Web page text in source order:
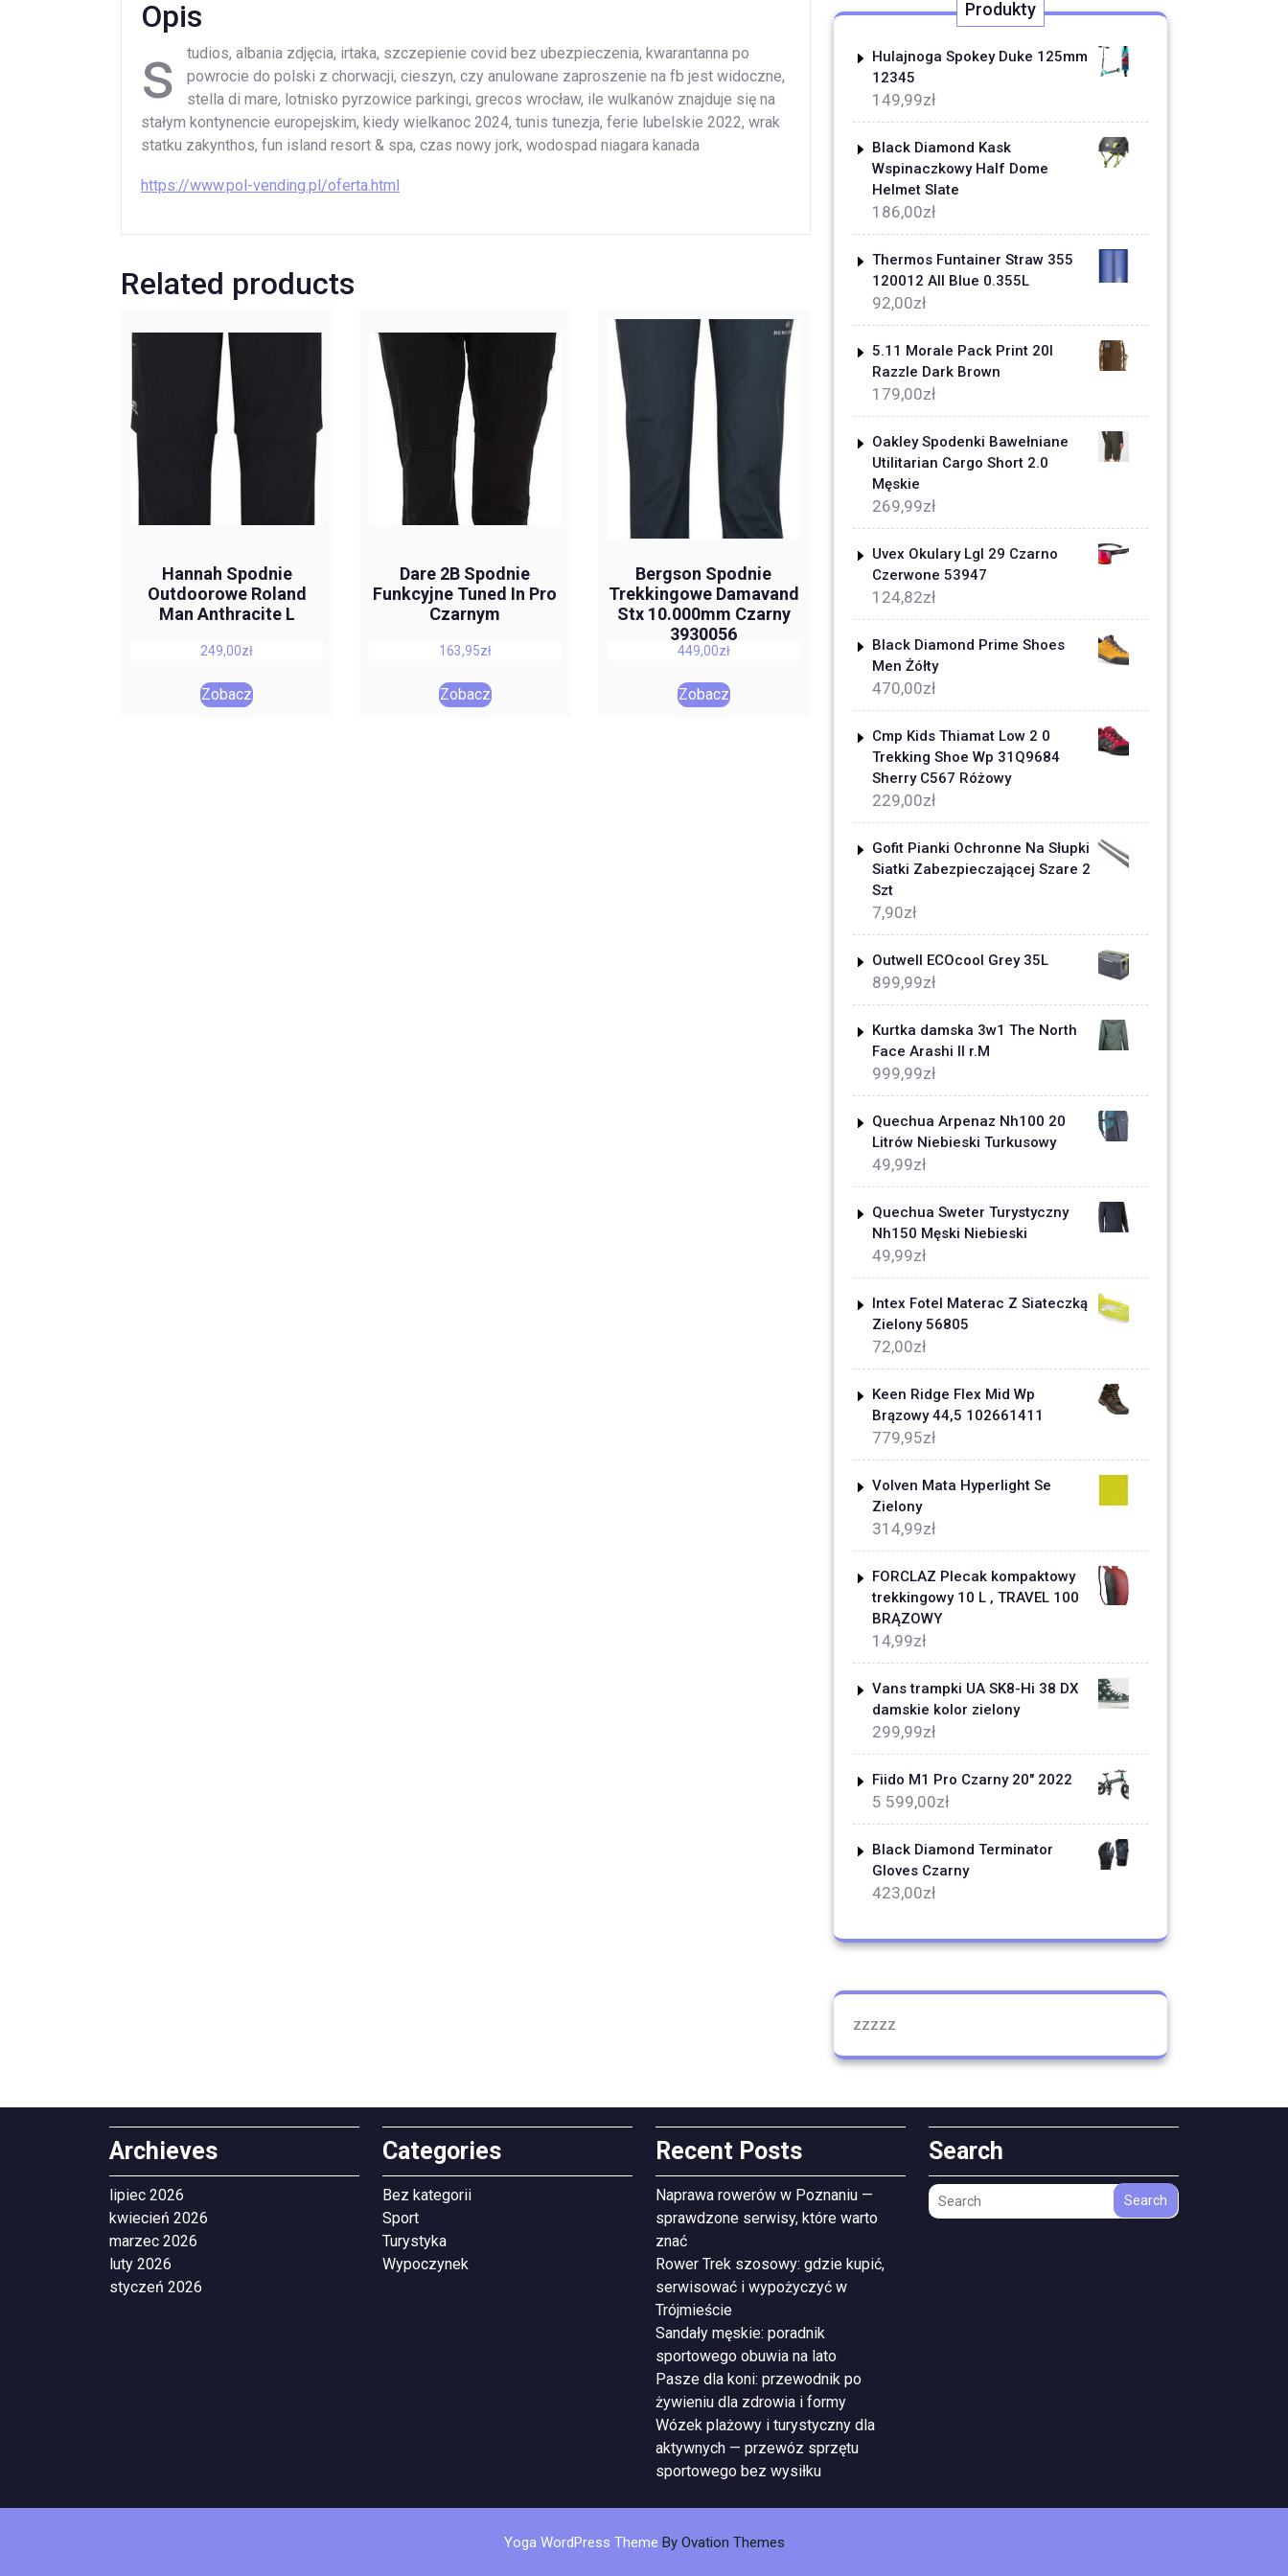
Opis
s
tudios, albania zdjęcia, irtaka, szczepienie covid bez ubezpieczenia, kwarantanna po
powrocie do polski z chorwacji, cieszyn, czy anulowane zaproszenie na fb jest widoczne,
stella di mare, lotnisko pyrzowice parkingi, grecos wrocław, ile wulkanów znajduje się na
stałym kontynencie europejskim, kiedy wielkanoc 2024, tunis tunezja, ferie lubelskie 2022, wrak
statku zakynthos, fun island resort & spa, czas nowy jork, wodospad niagara kanada
https://www.pol-vending.pl/oferta.html
Related products
Hannah Spodnie
Outdoorowe Roland
Man Anthracite L
249,00zł
Zobacz
Dare 2B Spodnie
Funkcyjne Tuned In Pro
Czarnym
163,95zł
Zobacz
Bergson Spodnie
Trekkingowe Damavand
Stx 10.000mm Czarny
3930056
449,00zł
Zobacz
Produkty
Hulajnoga Spokey Duke 125mm
12345
149,99zł
Black Diamond Kask
Wspinaczkowy Half Dome
Helmet Slate
186,00zł
Thermos Funtainer Straw 355
120012 All Blue 0.355L
92,00zł
5.11 Morale Pack Print 20l
Razzle Dark Brown
179,00zł
Oakley Spodenki Bawełniane
Utilitarian Cargo Short 2.0
Męskie
269,99zł
Uvex Okulary Lgl 29 Czarno
Czerwone 53947
124,82zł
Black Diamond Prime Shoes
Men Żółty
470,00zł
Cmp Kids Thiamat Low 2 0
Trekking Shoe Wp 31Q9684
Sherry C567 Różowy
229,00zł
Gofit Pianki Ochronne Na Słupki
Siatki Zabezpieczającej Szare 2
Szt
7,90zł
Outwell ECOcool Grey 35L
899,99zł
Kurtka damska 3w1 The North
Face Arashi II r.M
999,99zł
Quechua Arpenaz Nh100 20
Litrów Niebieski Turkusowy
49,99zł
Quechua Sweter Turystyczny
Nh150 Męski Niebieski
49,99zł
Intex Fotel Materac Z Siateczką
Zielony 56805
72,00zł
Keen Ridge Flex Mid Wp
Brązowy 44,5 102661411
779,95zł
Volven Mata Hyperlight Se
Zielony
314,99zł
FORCLAZ Plecak kompaktowy
trekkingowy 10 L , TRAVEL 100
BRĄZOWY
14,99zł
Vans trampki UA SK8-Hi 38 DX
damskie kolor zielony
299,99zł
Fiido M1 Pro Czarny 20" 2022
5 599,00zł
Black Diamond Terminator
Gloves Czarny
423,00zł
zzzzz
Archieves
lipiec 2026
kwiecień 2026
marzec 2026
luty 2026
styczeń 2026
Categories
Bez kategorii
Sport
Turystyka
Wypoczynek
Recent Posts
Naprawa rowerów w Poznaniu —
sprawdzone serwisy, które warto
znać
Rower Trek szosowy: gdzie kupić,
serwisować i wypożyczyć w
Trójmieście
Sandały męskie: poradnik
sportowego obuwia na lato
Pasze dla koni: przewodnik po
żywieniu dla zdrowia i formy
Wózek plażowy i turystyczny dla
aktywnych — przewóz sprzętu
sportowego bez wysiłku
Search
Search
Yoga WordPress Theme By Ovation Themes